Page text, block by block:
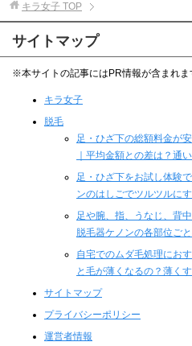
キラ女子 TOP
サイトマップ
※本サイトの記事にはPR情報が含まれま
キラ女子
脱毛
足・ひざ下の総額料金が
｜平均金額との差は？通
足・ひざ下をお試し体験
ンのはしごでツルツルに
足や腕、指、うなじ、背
脱毛器ケノンの各部位ご
自宅でのムダ毛処理にお
と毛が薄くなるの？薄く
サイトマップ
プライバシーポリシー
運営者情報